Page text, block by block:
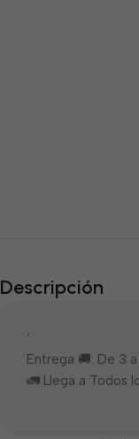
Descripción
‘
Entrega 🚚: De 3
🚛 Llega a Todos